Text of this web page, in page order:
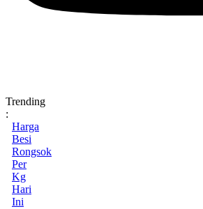
Trending
:
Harga
Besi
Rongsok
Per
Kg
Hari
Ini